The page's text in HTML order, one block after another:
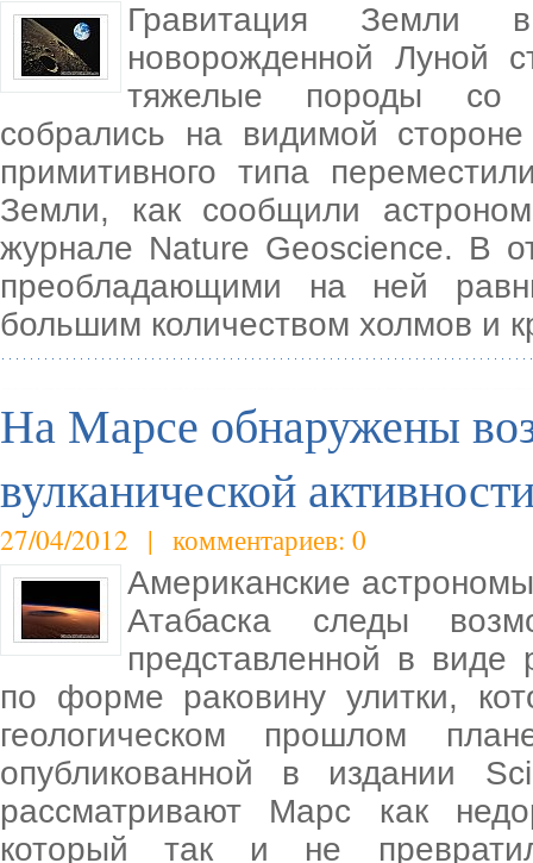
Гравитация Земли
новорожденной Луной
тяжелые породы со
собрались на видимой
примитивного типа
Земли, как сообщили
журнале Nature Geoscience. В
преобладающими на ней
большим количеством холмов и
На Марсе обнаружены
вулканической
27/04/2012 | комментариев: 0
Американские
Атабаска следы
представленной в
по форме раковину улитки,
геологическом прошлом
опубликованной в издании
рассматривают Марс как
который так и не